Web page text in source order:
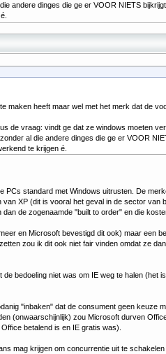
andere dinges die ge er VOOR NIETS
maken heeft maar wel met het merk dat de
de vraag: vindt ge dat ze windows moeten
al die andere dinges die ge er VOOR
te krijgen é.
PCs standard met Windows uitrusten. De
XP (dit is vooral het geval in de sector van
de zogenaamde "built to order" en die
en Microsoft bevestigd dit ook) maar een
zou ik dit ook niet fair vinden omdat ze
bedoeling niet was om IE weg te halen (het
"inbaken" dat de consument geen keuze
(onwaarschijnlijk) zou Microsoft durven
betalend is en IE gratis was).
mag krijgen om concurrentie uit te schakelen